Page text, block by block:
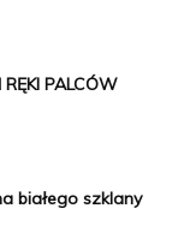
PALCÓW
białego szklany